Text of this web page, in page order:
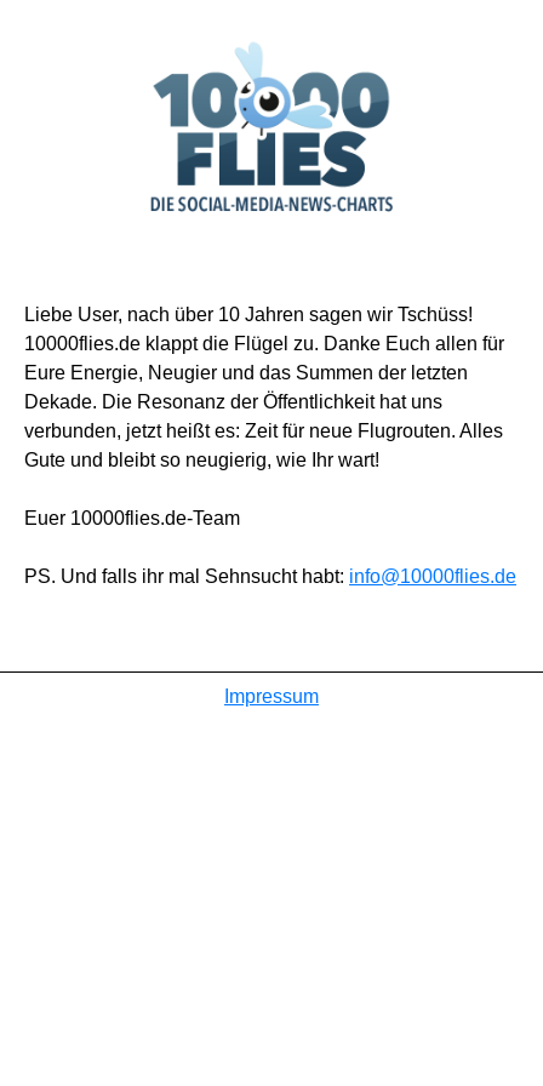
Liebe User, nach über 10 Jahren sagen wir Tschüss!
10000flies.de klappt die Flügel zu. Danke Euch allen für
Eure Energie, Neugier und das Summen der letzten
Dekade. Die Resonanz der Öffentlichkeit hat uns
verbunden, jetzt heißt es: Zeit für neue Flugrouten. Alles
Gute und bleibt so neugierig, wie Ihr wart!
Euer 10000flies.de-Team
PS. Und falls ihr mal Sehnsucht habt: info@10000flies.de
Impressum